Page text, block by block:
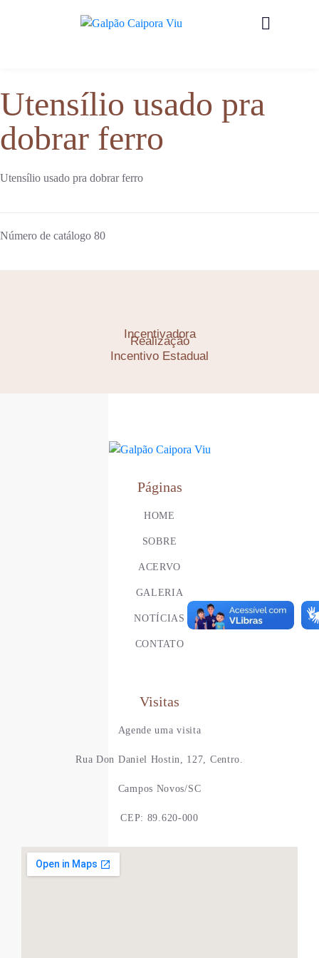
Utensílio usado pra
dobrar ferro
Utensílio usado pra dobrar ferro
Número de catálogo 80
Realização
Incentivadora
Incentivo Estadual
Páginas
HOME
SOBRE
ACERVO
GALERIA
NOTÍCIAS
CONTATO
Visitas
Agende uma visita
Rua Don Daniel Hostin, 127, Centro.
Campos Novos/SC
CEP: 89.620-000